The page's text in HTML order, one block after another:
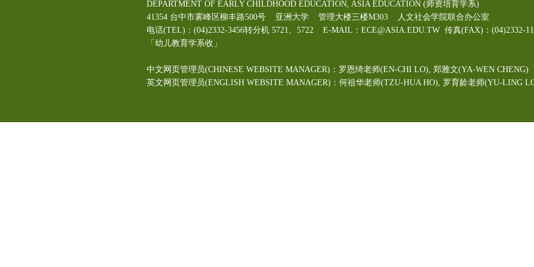
DEPARTMENT OF EARLY CHILDHOOD EDUCATION, ASIA EDUCATION (师资培育学系)
41354 台中市雾峰区柳丰路500号 亚洲大学 管理大楼三楼M303 人文社会学院联合办公室
电话(TEL)：(04)2332-3456转分机 5721、5722 E-MAIL：ECE@ASIA.EDU.TW 传真(FAX)：(04)2332-
「幼儿教育学系收」
中文网页管理员(CHINESE WEBSITE MANAGER)：罗恩绮老师(EN-CHI LO) , 郑雅文(YA-WEN CHENG)
英文网页管理员(ENGLISH WEBSITE MANAGER)：何祖华老师(TZU-HUA HO), 罗育龄老师(YU-LING